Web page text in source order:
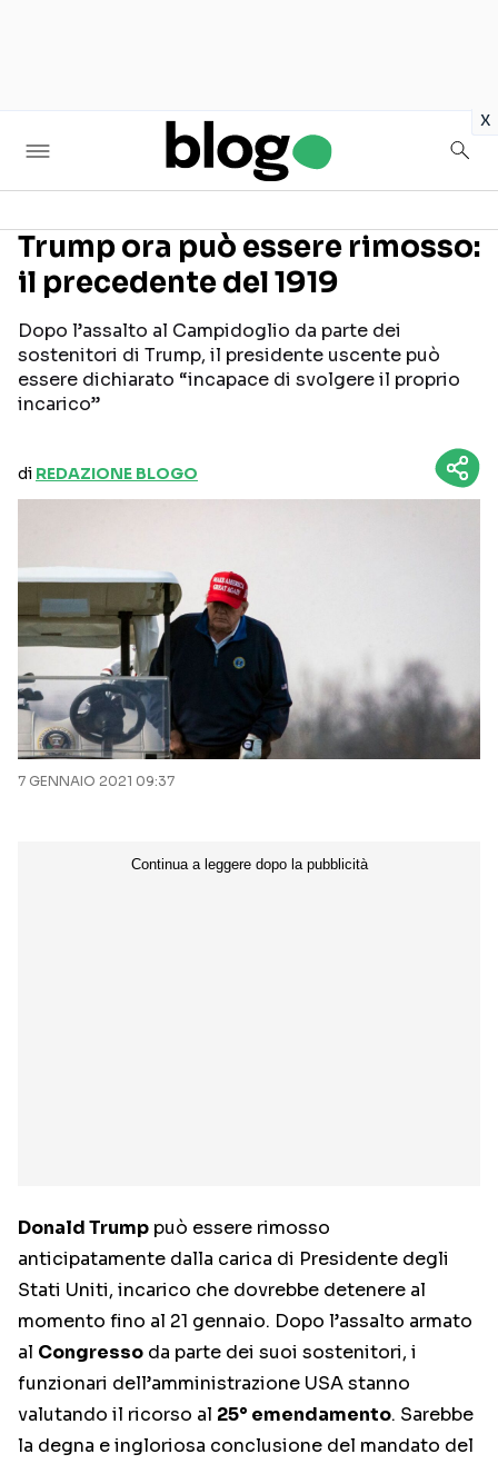
x
Seguici sui social
Trump ora può essere rimosso:
il precedente del 1919
Dopo l’assalto al Campidoglio da parte dei
sostenitori di Trump, il presidente uscente può
essere dichiarato “incapace di svolgere il proprio
incarico”
di REDAZIONE BLOGO
7 GENNAIO 2021 09:37
Donald Trump può essere rimosso
anticipatamente dalla carica di Presidente degli
Stati Uniti, incarico che dovrebbe detenere al
momento fino al 21 gennaio. Dopo l’assalto armato
al Congresso da parte dei suoi sostenitori, i
funzionari dell’amministrazione USA stanno
valutando il ricorso al 25° emendamento. Sarebbe
la degna e ingloriosa conclusione del mandato del